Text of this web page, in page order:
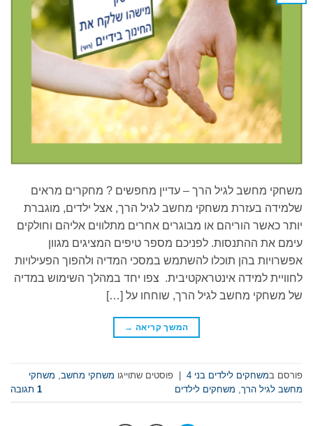
משחקי מחשב לגיל הרך – עדיין מחפשים ? מחקרים מראים
שלמידה בעזרת משחקי מחשב לגיל הרך, אצל ילדים, מוגברת
יותר כאשר הוריהם או מבוגרים אחרים מתלווים אליהם וחולקים
עימם את ההתנסות. לפניכם מספר טיפים המציגים מגוון
אפשרויות בהן תוכלו להשתמש במסכי המדיה ולהפוך הפעילויות
לחוויית למידה אינטראקטיבית. צפו יחד במהלך השימוש במדיה
של משחקי מחשב לגיל הרך, שוחחו על […]
המשך קריאה →
פורסם במשחקים לילדים בני 4 פוסטים שתוייגו משחקי מחשב משחקי
מחשב לגיל הרך משחקים לילדים 1 תגובה